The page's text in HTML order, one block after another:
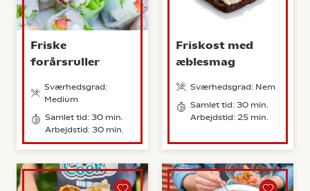
Friske
forårsruller
Sværhedsgrad:
Medium
Samlet tid: 30 min.
Arbejdstid: 30 min.
Friskost med
æblesmag
Sværhedsgrad: Nem
Samlet tid: 30 min.
Arbejdstid: 25 min.